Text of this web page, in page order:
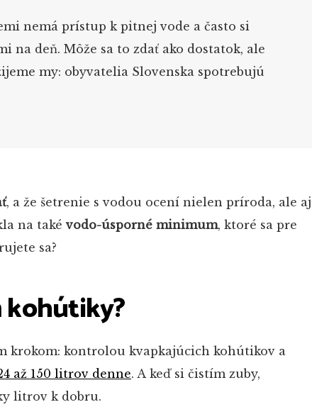
nemá prístup k pitnej vode a často si
na deň. Môže sa to zdať ako dostatok, ale
my: obyvatelia Slovenska spotrebujú
, a že šetrenie s vodou ocení nielen príroda, ale aj
na takévodo-úsporné minimum, ktoré sa pre
sa?
kohútiky?
krokom: kontrolou kvapkajúcich kohútikov a
až 150 litrov denne. A keď si čistím zuby,
litrov k dobru.